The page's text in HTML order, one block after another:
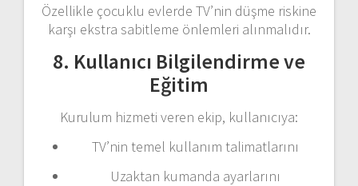
Özellikle çocuklu evlerde TV’nin düşme riskine
karşı ekstra sabitleme önlemleri alınmalıdır.
8. Kullanıcı Bilgilendirme ve
Eğitim
Kurulum hizmeti veren ekip, kullanıcıya:
TV’nin temel kullanım talimatlarını
Uzaktan kumanda ayarlarını